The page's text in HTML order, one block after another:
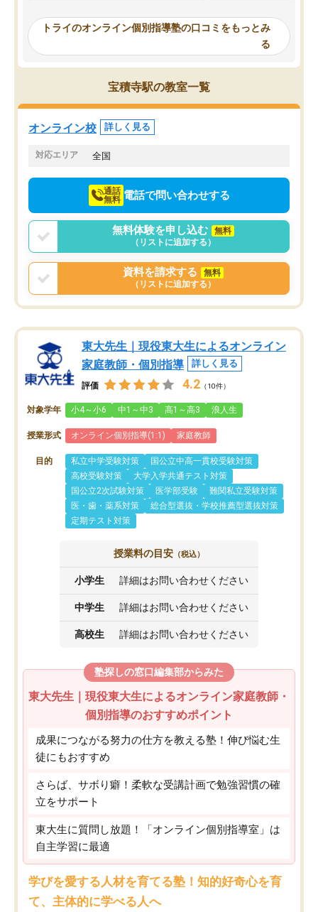
ったんですが、学生の先生から学ぶこ
み、徐々に成績が上がったらいいなと
思っていました。何が今足りないのか
を的確に指導いただき、子どももびっ
くりするほど楽しんでやる気を持って
塾を受けています。狙い通り、少しず
つ成績も上がり、苦手意識も無くなっ
てきたので、さらに苦手な数学も追加
でお願いしました。来年の高校受験に
らないところをピンポイ
頂いて、とてもわかり
していました。一生を
スト、多少お金がかかっ
トライのオンライン個別指導塾の口コミをもっとみ
る
宝積寺駅の教室一覧
オンライン校 詳しく見る
対応エリア 全国
通話
無料 電話で問い合わせする
無料体験を申し込む
無料
（リストに追加する）
資料を請求する
無料
（リストに追加する）
東大先生｜現役東大生によるオンライン
家庭教師・個別指導
詳しく見る
評価 4.2 （10件）
対象学年 小4～小6 中1～中3 高1～高3 浪人生
授業形式 オンライン個別指導(1:1) 家庭教師
目的 私立中学受験対策
国公立中高一貫校受験対策
高校受験対策
大学入学共通テスト対策
国公立2次試験対策
医学部受験
難関私立受験対策
医・歯・薬系対策
総合型選抜・学校推薦型選抜対策
定期テスト対策
授業料の目安 （税込）
小学生 詳細はお問い合わせください
中学生 詳細はお問い合わせください
高校生 詳細はお問い合わせください
塾探しの窓口編集部からみた
東大先生｜現役東大生によるオンライン家庭教師・
個別指導のおすすめポイント
成果につながる努力の仕方を教える塾！伸び悩む生
徒にもおすすめ
さらば、サボり癖！柔軟な受講計画で勉強習慣の確
立をサポート
東大生に質問し放題！「オンライン個別指導室」は
自主学習に最適
学びを愛する人材を育てる塾！知的好奇心を育
て、主体的に学べる人へ